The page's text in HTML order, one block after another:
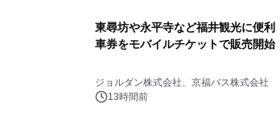
東尋坊や永平寺など福井観光に便
車券をモバイルチケットで販売開始
ジョルダン株式会社、京福バス株式会社
13時間前